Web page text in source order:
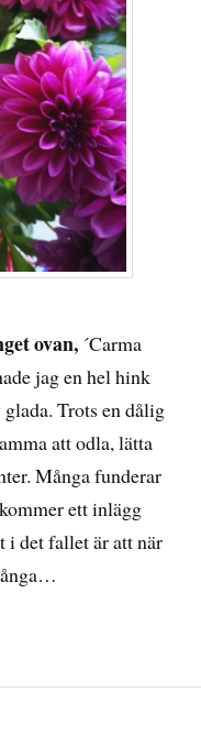
ovan, ´Carma
jag en hel hink
Trots en dålig
att odla, lätta
Många funderar
ett inlägg
i det fallet är att när